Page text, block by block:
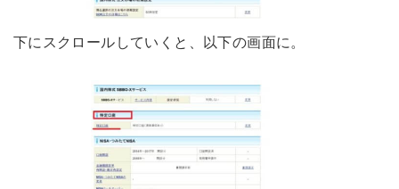
下にスクロールしていくと、以下の画面に。